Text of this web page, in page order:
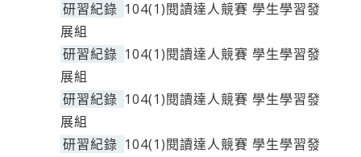
研習紀錄 104(1)閱讀達人競賽 學生學習發
展組
研習紀錄 104(1)閱讀達人競賽 學生學習發
展組
研習紀錄 104(1)閱讀達人競賽 學生學習發
展組
研習紀錄 104(1)閱讀達人競賽 學生學習發